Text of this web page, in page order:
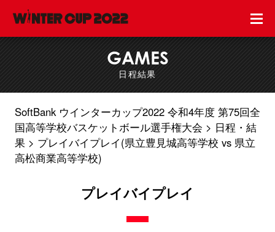
GAMES
日程結果
SoftBank ウインターカップ2022 令和4年度 第75回全
国高等学校バスケットボール選手権大会
日程・結
果
プレイバイプレイ(県立豊見城高等学校 vs 県立
高松商業高等学校)
プレイバイプレイ